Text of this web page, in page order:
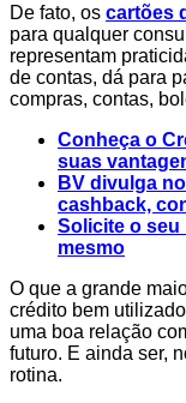
De fato, os cartões
para qualquer
representam
de contas, dá para
compras, contas,
Conheça o
suas
BV divulga
cashback,
Solicite o seu
mesmo
O que a grande
crédito bem
uma boa relação
futuro. E ainda ser,
rotina.